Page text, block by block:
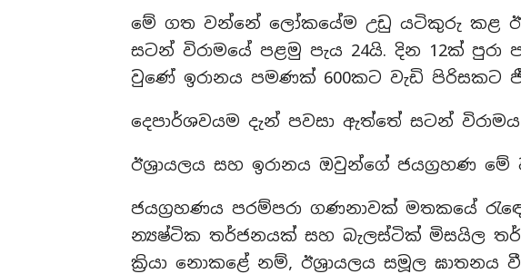
මේ ගත වන්නේ ලෝකයේම උඩු යටිකුරු කළ
සටන් විරාමයේ පළමු පැය 24යි. දින 12ක් පුරා
වුණේ ඉරානය පමණක් 600කට වැඩි පිරිසකට
දෙපාර්ශවයම දැන් පවසා ඇත්තේ සටන්
ඊශ්‍රායලය සහ ඉරානය ඔවුන්ගේ ජයග්‍රහණ
ජයග්‍රහණය පරම්පරා ගණනාවක් මතකයේ
න්‍යෂ්ටික තර්ජනයක් සහ බැලස්ටික් මිසයිල
ක්‍රියා නොකළේ නම්, ඊශ්‍රායලය සමූල